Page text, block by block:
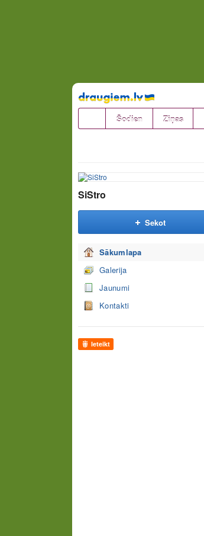
Pāriet
uz
saturu
Šodien Ziņas
SiStro
Sekot
Sākumlapa
Galerija
Jaunumi
Kontakti
Ieteikt